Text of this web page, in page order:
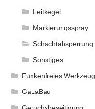
Leitkegel
Markierungsspray
Schachtabsperrung
Sonstiges
Funkenfreies Werkzeug
GaLaBau
Geruchsbeseitigung